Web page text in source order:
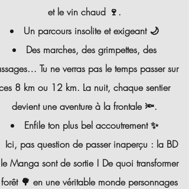
et le vin chaud 🍷.
Un parcours insolite et exigeant 🌙
Des marches, des grimpettes, des
Tu ne verras pas le temps passer sur
8 km ou 12 km. La nuit, chaque sentier
devient une aventure à la frontale 🔦.
Enfile ton plus bel accoutrement ✨
Ici, pas question de passer inaperçu : la BD
Manga sont de sortie ! De quoi transformer
🌳 en une véritable monde personnages